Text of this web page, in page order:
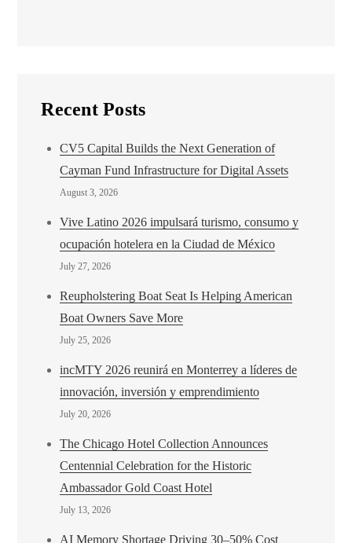
Recent Posts
CV5 Capital Builds the Next Generation of
Cayman Fund Infrastructure for Digital Assets
August 3, 2026
Vive Latino 2026 impulsará turismo, consumo y
ocupación hotelera en la Ciudad de México
July 27, 2026
Reupholstering Boat Seat Is Helping American
Boat Owners Save More
July 25, 2026
incMTY 2026 reunirá en Monterrey a líderes de
innovación, inversión y emprendimiento
July 20, 2026
The Chicago Hotel Collection Announces
Centennial Celebration for the Historic
Ambassador Gold Coast Hotel
July 13, 2026
AI Memory Shortage Driving 30–50% Cost